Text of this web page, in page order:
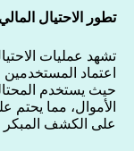
تطور الاحتيال
تشهد عمليات
اعتماد
حيث يستخدم
الأموال، مما يحتم
على الكشف المبكر